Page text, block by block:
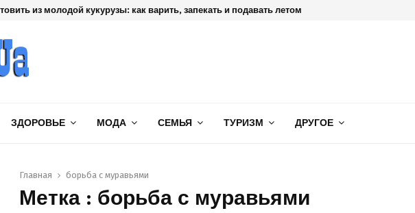
из молодой кукурузы: как варить, запекать и подавать летом
ЗДОРОВЬЕ МОДА СЕМЬЯ ТУРИЗМ ДРУГОЕ
Главная борьба с муравьями
Метка : борьба с муравьями